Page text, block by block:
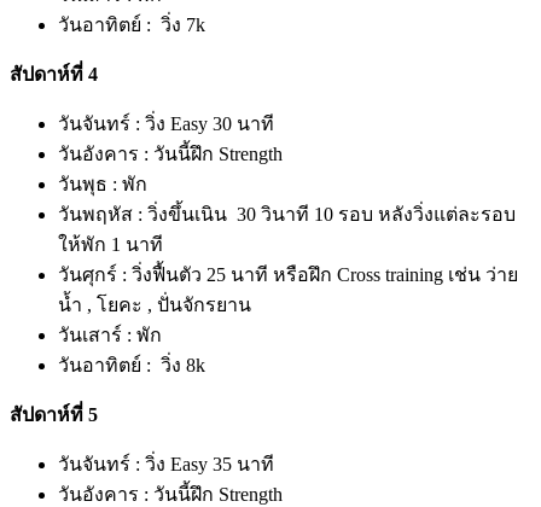
วันอาทิตย์ : วิ่ง 7k
สัปดาห์ที่ 4
วันจันทร์ : วิ่ง Easy 30 นาที
วันอังคาร : วันนี้ฝึก Strength
วันพุธ : พัก
วันพฤหัส : วิ่งขึ้นเนิน 30 วินาที 10 รอบ หลังวิ่งแต่ละรอบ
ให้พัก 1 นาที
วันศุกร์ : วิ่งฟื้นตัว 25 นาที หรือฝึก Cross training เช่น ว่าย
น้ำ , โยคะ , ปั่นจักรยาน
วันเสาร์ : พัก
วันอาทิตย์ : วิ่ง 8k
สัปดาห์ที่ 5
วันจันทร์ : วิ่ง Easy 35 นาที
วันอังคาร : วันนี้ฝึก Strength